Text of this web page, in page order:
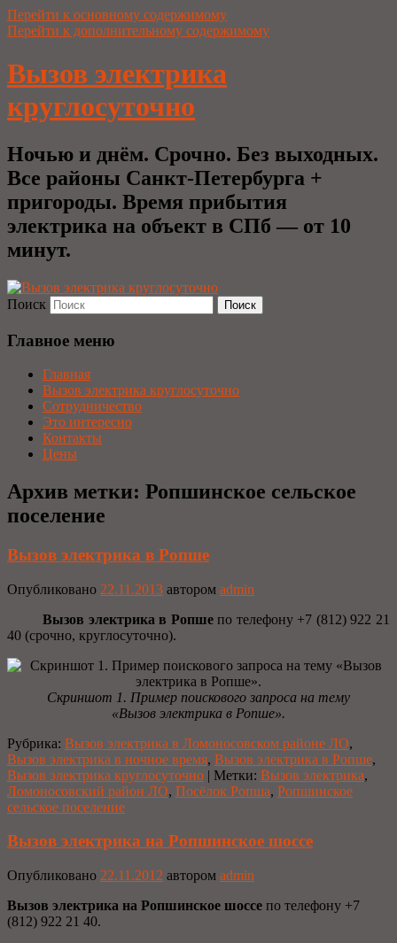
Перейти к основному содержимому
Перейти к дополнительному содержимому
Вызов электрика
круглосуточно
Ночью и днём. Срочно. Без выходных.
Все районы Санкт-Петербурга +
пригороды. Время прибытия
электрика на объект в СПб — от 10
минут.
Поиск
Главное меню
Главная
Вызов электрика круглосуточно
Сотрудничество
Это интересно
Контакты
Цены
Архив метки: Ропшинское сельское
поселение
Вызов электрика в Ропше
Опубликовано 22.11.2013 автором admin
Вызов электрика в Ропшепо телефону +7 (812) 922 21
40 (срочно, круглосуточно).
Скриншот 1. Пример поискового запроса на тему
«Вызов электрика в Ропше».
Рубрика: Вызов электрика в Ломоносовском районе ЛО,
Вызов электрика в ночное время, Вызов электрика в Ропше,
Вызов электрика круглосуточно | Метки: Вызов электрика,
Ломоносовский район ЛО, Посёлок Ропша, Ропшинское
сельское поселение
Вызов электрика на Ропшинское шоссе
Опубликовано 22.11.2012 автором admin
Вызов электрика на Ропшинское шоссе по телефону +7
(812) 922 21 40.